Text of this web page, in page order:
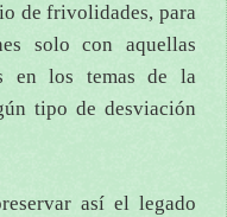
de frivolidades, para
solo con aquellas
en los temas de la
tipo de desviación
así el legado